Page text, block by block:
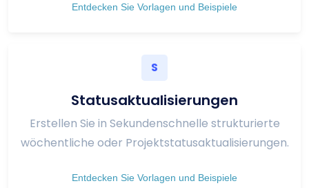
Entdecken Sie Vorlagen und Beispiele
S
Statusaktualisierungen
Erstellen Sie in Sekundenschnelle strukturierte
wöchentliche oder Projektstatusaktualisierungen.
Entdecken Sie Vorlagen und Beispiele